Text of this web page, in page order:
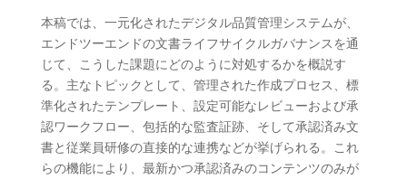
本稿では、一元化されたデジタル品質管理システムが、
エンドツーエンドの文書ライフサイクルガバナンスを通
じて、こうした課題にどのように対処するかを概説す
る。主なトピックとして、管理された作成プロセス、標
準化されたテンプレート、設定可能なレビューおよび承
認ワークフロー、包括的な監査証跡、そして承認済み文
書と従業員研修の直接的な連携などが挙げられる。これ
らの機能により、最新かつ承認済みのコンテンツのみが